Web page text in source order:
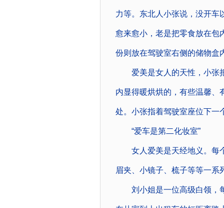
力等。东北人小张说，没开车
愈来愈小，老是把零食放在包
份则放在驾驶室右侧的储物盒
爱美是女人的天性，小张把
内显得暖烘烘的，有些温馨、
处。小张指着驾驶室座位下一
“爱车是第二化妆室”
女人爱美是天经地义。每个
眉夹、小镜子、梳子等等一系
刘小姐是一位高级白领，每